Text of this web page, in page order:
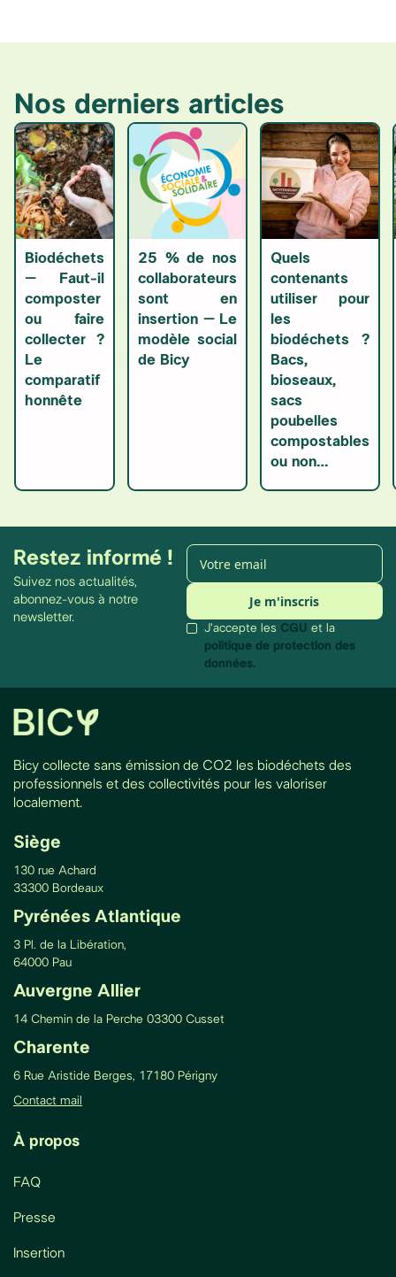
Nos derniers articles
Biodéchets
– Faut-il
composter
ou faire
collecter ?
Le
comparatif
honnête
25 % de nos
collaborateurs
sont en
insertion – Le
modèle social
de Bicy
Quels
contenants
utiliser pour
les
biodéchets ?
Bacs,
bioseaux,
sacs
poubelles
compostables
ou non…
Restez informé !
Suivez nos actualités,
abonnez-vous à notre
newsletter.
J'accepte les CGU et la
politique de protection des
données.
Bicy collecte sans émission de CO2 les biodéchets des
professionnels et des collectivités pour les valoriser
localement.
Siège
130 rue Achard
33300 Bordeaux
Pyrénées Atlantique
3 Pl. de la Libération,
64000 Pau
Auvergne Allier
14 Chemin de la Perche 03300 Cusset
Charente
6 Rue Aristide Berges, 17180 Périgny
Contact mail
À propos
FAQ
Presse
Insertion